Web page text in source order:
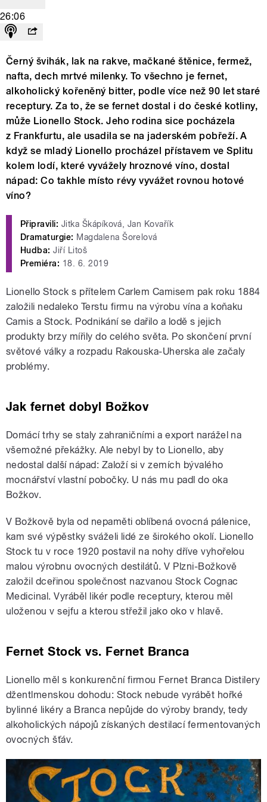
26:06
Černý švihák, lak na rakve, mačkané štěnice, fermež,
nafta, dech mrtvé milenky. To všechno je fernet,
alkoholický kořeněný bitter, podle více než 90 let staré
receptury. Za to, že se fernet dostal i do české kotliny,
může Lionello Stock. Jeho rodina sice pocházela
z Frankfurtu, ale usadila se na jaderském pobřeží. A
když se mladý Lionello procházel přístavem ve Splitu
kolem lodí, které vyvážely hroznové víno, dostal
nápad: Co takhle místo révy vyvážet rovnou hotové
víno?
Připravili: Jitka Škápíková, Jan Kovařík
Dramaturgie: Magdalena Šorelová
Hudba: Jiří Litoš
Premiéra: 18. 6. 2019
Lionello Stock s přítelem Carlem Camisem pak roku 1884
založili nedaleko Terstu firmu na výrobu vína a koňaku
Camis a Stock. Podnikání se dařilo a lodě s jejich
produkty brzy mířily do celého světa. Po skončení první
světové války a rozpadu Rakouska-Uherska ale začaly
problémy.
Jak fernet dobyl Božkov
Domácí trhy se staly zahraničními a export narážel na
všemožné překážky. Ale nebyl by to Lionello, aby
nedostal další nápad: Založí si v zemích bývalého
mocnářství vlastní pobočky. U nás mu padl do oka
Božkov.
V Božkově byla od nepaměti oblíbená ovocná pálenice,
kam své výpěstky sváželi lidé ze širokého okolí. Lionello
Stock tu v roce 1920 postavil na nohy dříve vyhořelou
malou výrobnu ovocných destilátů. V Plzni-Božkově
založil dceřinou společnost nazvanou Stock Cognac
Medicinal. Vyráběl likér podle receptury, kterou měl
uloženou v sejfu a kterou střežil jako oko v hlavě.
Fernet Stock vs. Fernet Branca
Lionello měl s konkurenční firmou Fernet Branca Distilery
džentlmenskou dohodu: Stock nebude vyrábět hořké
bylinné likéry a Branca nepůjde do výroby brandy, tedy
alkoholických nápojů získaných destilací fermentovaných
ovocných šťáv.